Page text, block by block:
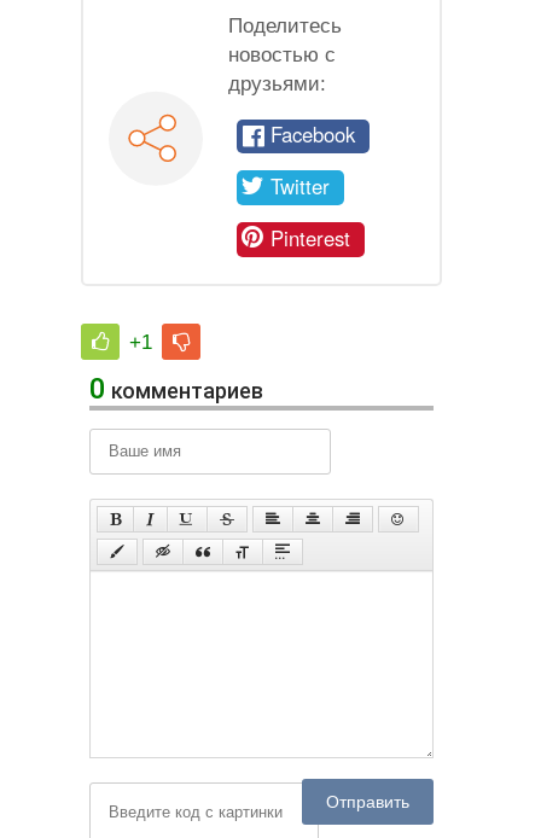
Поделитесь
новостью с
друзьями:
Facebook
Twitter
Pinterest
+1
0 комментариев
Отправить